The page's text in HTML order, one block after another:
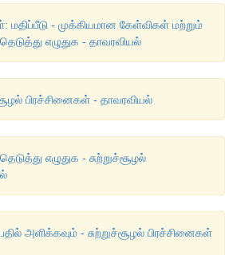
மதிப்பீடு - முக்கியமான கேள்விகள் மற்றும்
எழுதுக - தாவரவியல்
பிரச்சினைகள் - தாவரவியல்
எழுதுக - சுற்றுச்சூழல்
அளிக்கவும் - சுற்றுச்சூழல் பிரச்சினைகள்